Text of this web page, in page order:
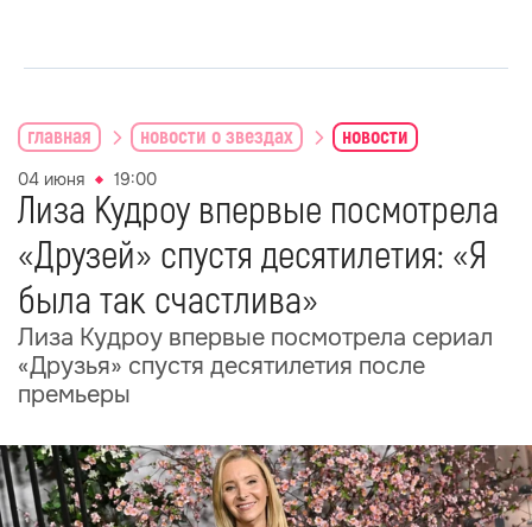
главная новости о звездах новости
04 июня 19:00
Лиза Кудроу впервые посмотрела
«Друзей» спустя десятилетия: «Я
была так счастлива»
Лиза Кудроу впервые посмотрела сериал
«Друзья» спустя десятилетия после
премьеры